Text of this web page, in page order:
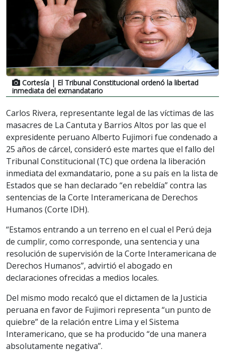
Cortesía | El Tribunal Constitucional ordenó la libertad
inmediata del exmandatario
Carlos Rivera, representante legal de las víctimas de las
masacres de La Cantuta y Barrios Altos por las que el
expresidente peruano Alberto Fujimori fue condenado a
25 años de cárcel, consideró este martes que el fallo del
Tribunal Constitucional (TC) que ordena la liberación
inmediata del exmandatario, pone a su país en la lista de
Estados que se han declarado “en rebeldía” contra las
sentencias de la Corte Interamericana de Derechos
Humanos (Corte IDH).
“Estamos entrando a un terreno en el cual el Perú deja
de cumplir, como corresponde, una sentencia y una
resolución de supervisión de la Corte Interamericana de
Derechos Humanos”, advirtió el abogado en
declaraciones ofrecidas a medios locales.
Del mismo modo recalcó que el dictamen de la Justicia
peruana en favor de Fujimori representa “un punto de
quiebre” de la relación entre Lima y el Sistema
Interamericano, que se ha producido “de una manera
absolutamente negativa”.